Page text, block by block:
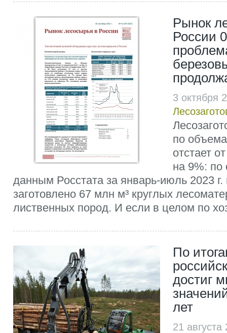
Рынок
России
3 октября
по
отстает
на 9%: по
данным Росстата за январь-июль 2023
заготовлено 67 млн м³ круглых
лиственных пород. И если в целом по
По
достиг
лет
21